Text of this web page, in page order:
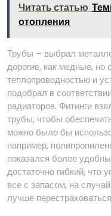
Читать статью
отопления
Трубы – выбрал
дорогие, как медные,
теплопроводностью и
подобрал в
радиаторов. Фитинги
трубы, чтобы
можно было бы
например,
показался более
достаточно гибкий, что
все с запасом, на
лучше